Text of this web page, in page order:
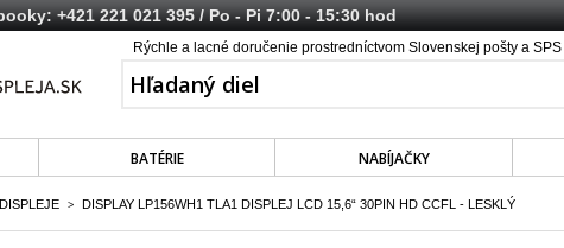
+421 221 021 395/ Po - Pi 7:00 - 15:30 hod
Rýchle a lacné doručenie prostredníctvom Slovenskej pošty a SPS |
BATÉRIE NABÍJAČKY
> DISPLAY LP156WH1 TLA1 DISPLEJ LCD 15,6“ 30PIN HD CCFL - LESKLÝ